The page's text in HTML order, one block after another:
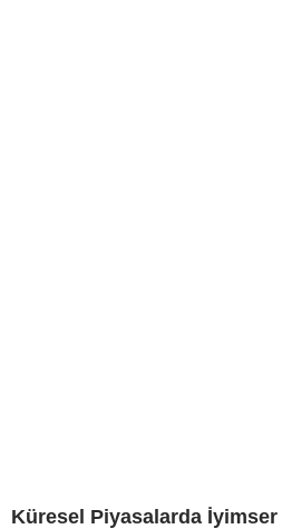
Küresel Piyasalarda İyimser